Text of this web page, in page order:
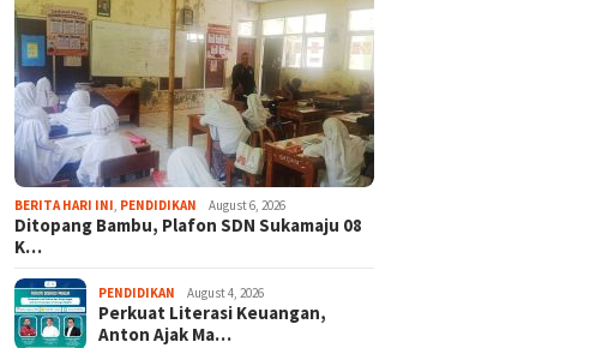
BERITA HARI INI PENDIDIKAN August 6, 2026
Ditopang Bambu, Plafon SDN Sukamaju 08
K…
PENDIDIKAN August 4, 2026
Perkuat Literasi Keuangan,
Anton Ajak Ma…